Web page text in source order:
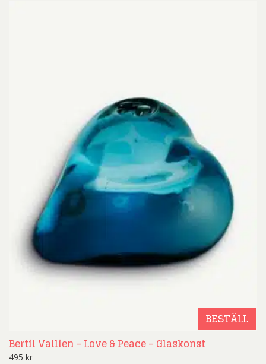
BESTÄLL
Bertil Vallien – Love & Peace – Glaskonst
495 kr